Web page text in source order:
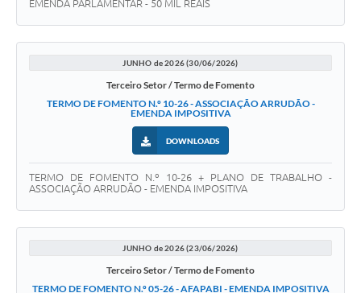
EMENDA PARLAMENTAR - 50 MIL REAIS
JUNHO de 2026 (30/06/2026)
Terceiro Setor / Termo de Fomento
TERMO DE FOMENTO N.º 10-26 - ASSOCIAÇÃO ARRUDÃO -
EMENDA IMPOSITIVA
DOWNLOADS
TERMO DE FOMENTO N.º 10-26 + PLANO DE TRABALHO -
ASSOCIAÇÃO ARRUDÃO - EMENDA IMPOSITIVA
JUNHO de 2026 (23/06/2026)
Terceiro Setor / Termo de Fomento
TERMO DE FOMENTO N.º 05-26 - AFAPABI - EMENDA IMPOSITIVA